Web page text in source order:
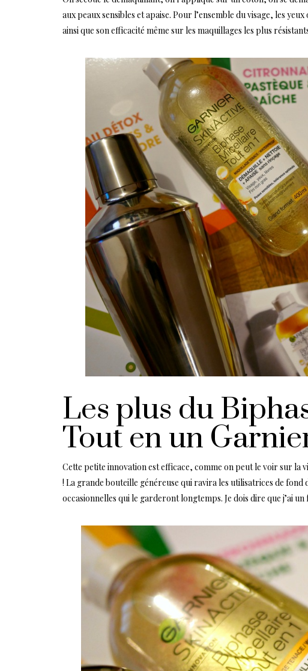
aux peaux sensibles et apaise. Pour l’ensemble du visage, les
ainsi que son efficacité même sur les maquillages les plus
Les plus du
Tout en un
Cette petite innovation est efficace, comme on peut le voir sur la
! La grande bouteille généreuse qui ravira les utilisatrices de fond
occasionnelles qui le garderont longtemps. Je dois dire que j’ai